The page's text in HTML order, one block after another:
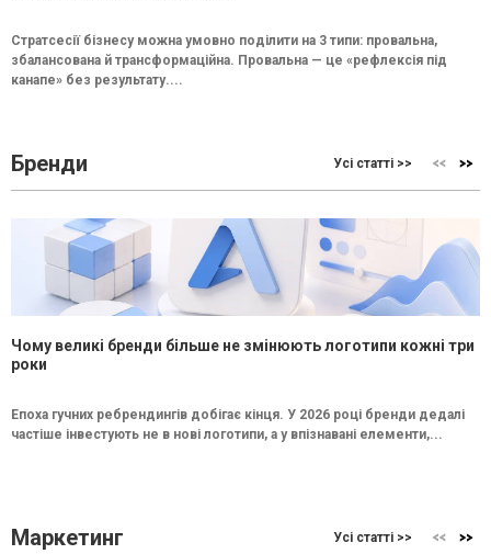
Стратсесії бізнесу можна умовно поділити на 3 типи: провальна,
збалансована й трансформаційна. Провальна — це «рефлексія під
канапе» без результату....
Бренди Усі статті >>
Чому великі бренди більше не змінюють логотипи кожні три
роки
Епоха гучних ребрендингів добігає кінця. У 2026 році бренди дедалі
частіше інвестують не в нові логотипи, а у впізнавані елементи,...
Маркетинг Усі статті >>